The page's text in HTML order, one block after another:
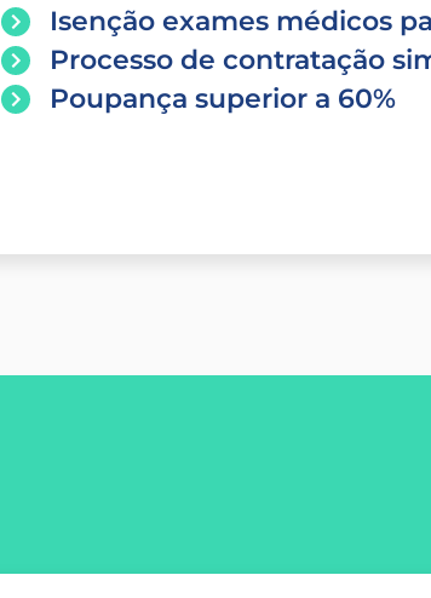
Isenção exames médicos
Processo de contratação
Poupança superior a 60%